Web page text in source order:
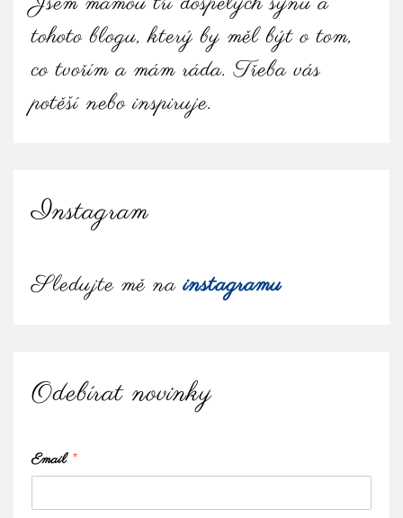
tohoto blogu, který by měl být o tom,
co tvořím a mám ráda. Třeba vás
potěší nebo inspiruje.
Instagram
Sledujte mě nainstagramu
Odebírat novinky
Email *